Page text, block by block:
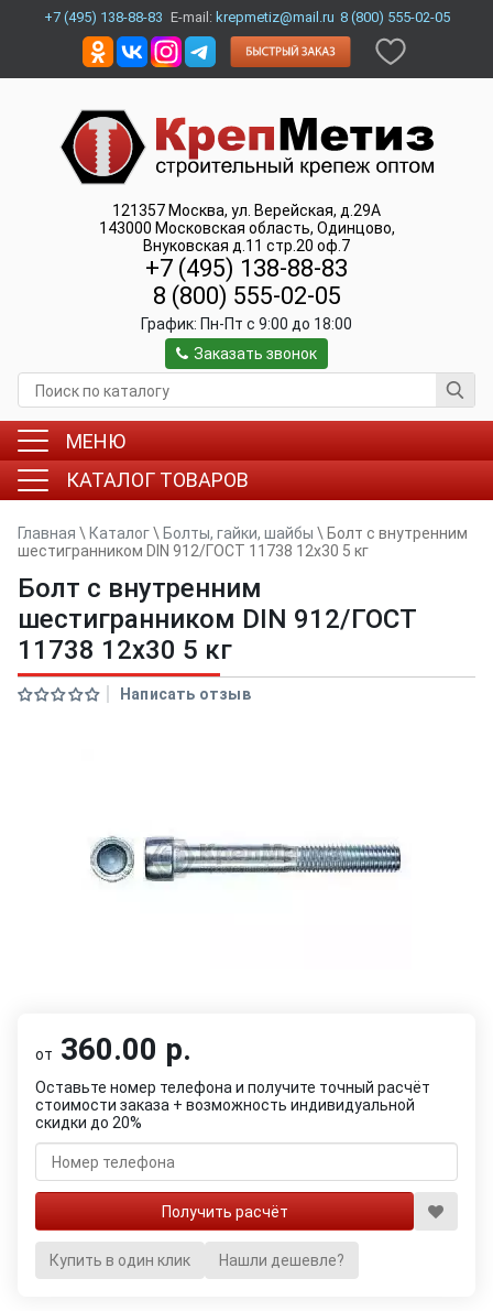
+7 (495) 138-88-83 E-mail: krepmetiz@mail.ru 8 (800) 555-02-05
121357 Москва, ул. Верейская, д.29А
143000 Московская область, Одинцово,
Внуковская д.11 стр.20 оф.7
+7 (495) 138-88-83
8 (800) 555-02-05
График: Пн-Пт c 9:00 до 18:00
Заказать звонок
МЕНЮ
КАТАЛОГ ТОВАРОВ
Главная \ Каталог\ Болты, гайки, шайбы \ Болт с внутренним
шестигранником DIN 912/ГОСТ 11738 12х30 5 кг
Болт с внутренним
шестигранником DIN 912/ГОСТ
11738 12х30 5 кг
Написать отзыв
от 360.00 р.
Оставьте номер телефона и получите точный расчёт
стоимости заказа + возможность индивидуальной
скидки до 20%
Купить в один клик Нашли дешевле?